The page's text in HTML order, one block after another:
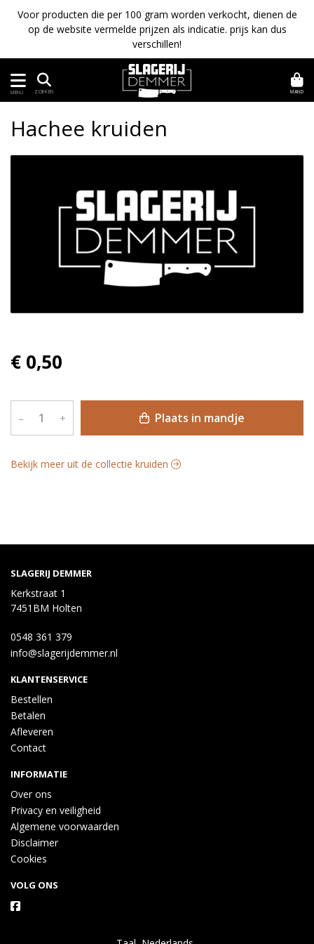
Voor producten die per 100 gram worden verkocht, dienen de
op de website vermelde prijzen als indicatie. prijs kan dus
verschillen!
MENU ZOEKEN MAND
Hachee kruiden
€ 0,50
– + Plaats in mandje
Bekijk meer uit de collectie kruiden
SLAGERIJ DEMMER
Kerkstraat 1
7451BM Holten
0548 361 379
info@slagerijdemmer.nl
KLANTENSERVICE
Bestellen
Betalen
Afleveren
Contact
INFORMATIE
Over ons
Privacy en veiligheid
Algemene voorwaarden
Disclaimer
Cookies
VOLG ONS